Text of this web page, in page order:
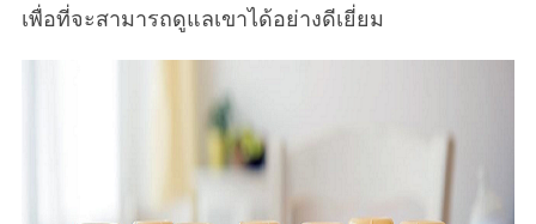
เพื่อที่จะสามารถดูแลเขาได้อย่างดีเยี่ยม